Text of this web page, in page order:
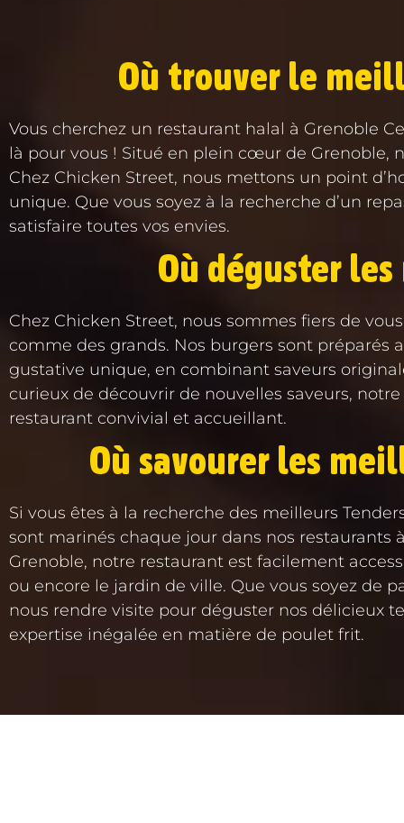
Où trouver le
Vous cherchez un restaurant halal à Grenoble
là pour vous ! Situé en plein cœur de Grenoble,
Chez Chicken Street, nous mettons un point
unique. Que vous soyez à la recherche d’un
satisfaire toutes vos envies.
Où déguster
Chez Chicken Street, nous sommes fiers de
comme des grands. Nos burgers sont
gustative unique, en combinant saveurs
curieux de découvrir de nouvelles saveurs,
restaurant convivial et accueillant.
Où savourer les
Si vous êtes à la recherche des meilleurs
sont marinés chaque jour dans nos
Grenoble, notre restaurant est facilement
ou encore le jardin de ville. Que vous soyez de
nous rendre visite pour déguster nos délicieux
expertise inégalée en matière de poulet frit.